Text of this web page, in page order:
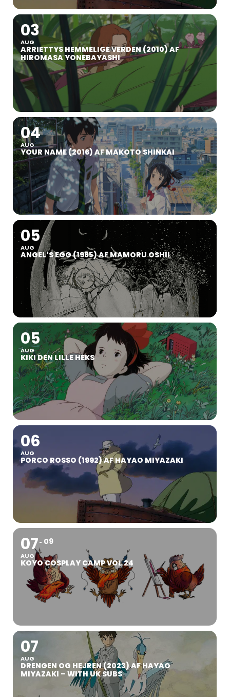
03
AUG
ARRIETTYS HEMMELIGE VERDEN (2010) AF
HIROMASA YONEBAYASHI
04
AUG
YOUR NAME (2016) AF MAKOTO SHINKAI
05
AUG
ANGEL’S EGG (1985) AF MAMORU OSHII
05
AUG
KIKI DEN LILLE HEKS
06
AUG
PORCO ROSSO (1992) AF HAYAO MIYAZAKI
07
AUG
09
KOYO COSPLAY CAMP VOL 24
07
AUG
DRENGEN OG HEJREN (2023) AF HAYAO
MIYAZAKI – WITH UK SUBS